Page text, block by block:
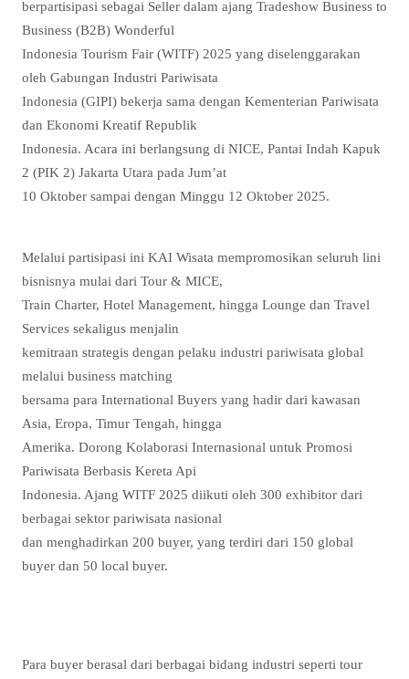
berpartisipasi sebagai Seller dalam ajang Tradeshow Business to
Business (B2B) Wonderful
Indonesia Tourism Fair (WITF) 2025 yang diselenggarakan
oleh Gabungan Industri Pariwisata
Indonesia (GIPI) bekerja sama dengan Kementerian Pariwisata
dan Ekonomi Kreatif Republik
Indonesia. Acara ini berlangsung di NICE, Pantai Indah Kapuk
2 (PIK 2) Jakarta Utara pada Jum’at
10 Oktober sampai dengan Minggu 12 Oktober 2025.
Melalui partisipasi ini KAI Wisata mempromosikan seluruh lini
bisnisnya mulai dari Tour & MICE,
Train Charter, Hotel Management, hingga Lounge dan Travel
Services sekaligus menjalin
kemitraan strategis dengan pelaku industri pariwisata global
melalui business matching
bersama para International Buyers yang hadir dari kawasan
Asia, Eropa, Timur Tengah, hingga
Amerika. Dorong Kolaborasi Internasional untuk Promosi
Pariwisata Berbasis Kereta Api
Indonesia. Ajang WITF 2025 diikuti oleh 300 exhibitor dari
berbagai sektor pariwisata nasional
dan menghadirkan 200 buyer, yang terdiri dari 150 global
buyer dan 50 local buyer.
Para buyer berasal dari berbagai bidang industri seperti tour